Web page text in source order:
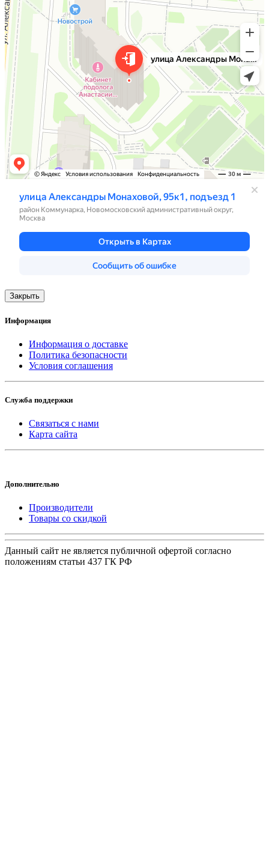
Закрыть
Информация
Информация о доставке
Политика безопасности
Условия соглашения
Служба поддержки
Связаться с нами
Карта сайта
Дополнительно
Производители
Товары со скидкой
Данный сайт не является публичной офертой согласно
положениям статьи 437 ГК РФ